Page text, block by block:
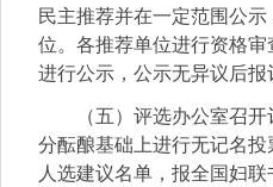
民主推荐并在一定范围公
位。各推荐单位进行资格
进行公示，公示无异议后报
（五）评选办公室召
分酝酿基础上进行无记名
人选建议名单，报全国妇